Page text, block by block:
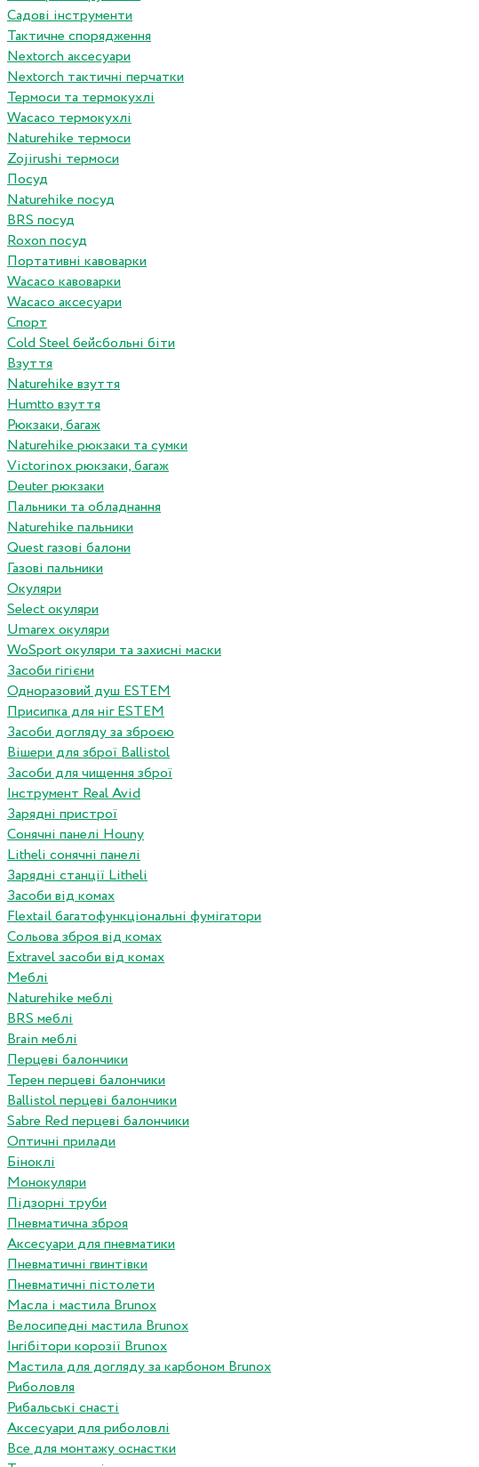
Садові інструменти
Тактичне спорядження
Nextorch аксесуари
Nextorch тактичні перчатки
Термоси та термокухлі
Wacaco термокухлі
Naturehike термоси
Zojirushi термоси
Посуд
Naturehike посуд
BRS посуд
Roxon посуд
Портативні кавоварки
Wacaco кавоварки
Wacaco аксесуари
Спорт
Cold Steel бейсбольні біти
Взуття
Naturehike взуття
Humtto взуття
Рюкзаки, багаж
Naturehike рюкзаки та сумки
Victorinox рюкзаки, багаж
Deuter рюкзаки
Пальники та обладнання
Naturehike пальники
Quest газові балони
Газові пальники
Окуляри
Select окуляри
Umarex окуляри
WoSport окуляри та захисні маски
Засоби гігієни
Одноразовий душ ESTEM
Присипка для ніг ESTEM
Засоби догляду за зброєю
Вішери для зброї Ballistol
Засоби для чищення зброї
Інструмент Real Avid
Зарядні пристрої
Сонячні панелі Houny
Litheli сонячні панелі
Зарядні станції Litheli
Засоби від комах
Flextail багатофункціональні фумігатори
Сольова зброя від комах
Extravel засоби від комах
Меблі
Naturehike меблі
BRS меблі
Brain меблі
Перцеві балончики
Терен перцеві балончики
Ballistol перцеві балончики
Sabre Red перцеві балончики
Оптичні прилади
Біноклі
Монокуляри
Підзорні труби
Пневматична зброя
Аксесуари для пневматики
Пневматичні гвинтівки
Пневматичні пістолети
Масла і мастила Brunox
Велосипедні мастила Brunox
Інгібітори корозії Brunox
Мастила для догляду за карбоном Brunox
Риболовля
Рибальські снасті
Аксесуари для риболовлі
Все для монтажу оснастки